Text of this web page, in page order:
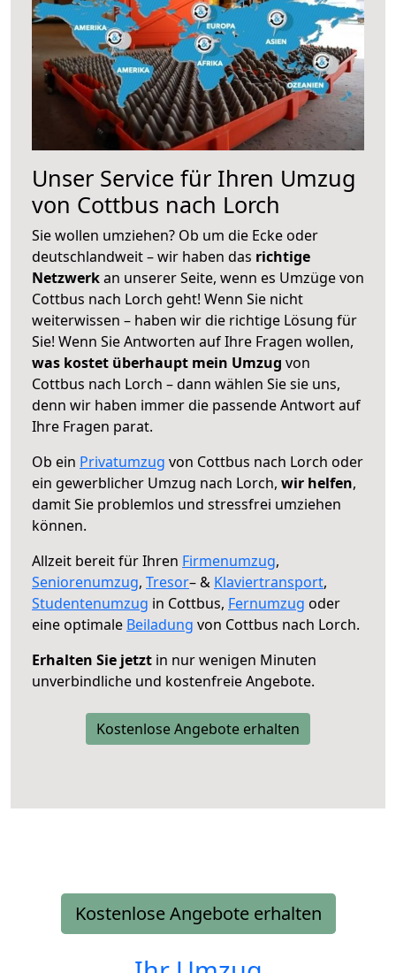
Unser Service für Ihren Umzug
von Cottbus nach Lorch
Sie wollen umziehen? Ob um die Ecke oder
deutschlandweit – wir haben das richtige
Netzwerkan unserer Seite, wenn es Umzüge von
Cottbus nach Lorch geht! Wenn Sie nicht
weiterwissen – haben wir die richtige Lösung für
Sie! Wenn Sie Antworten auf Ihre Fragen wollen,
was kostet überhaupt mein Umzug von
Cottbus nach Lorch – dann wählen Sie sie uns,
denn wir haben immer die passende Antwort auf
Ihre Fragen parat.
Ob ein Privatumzug von Cottbus nach Lorch oder
ein gewerblicher Umzug nach Lorch, wir helfen,
damit Sie problemlos und stressfrei umziehen
können.
Allzeit bereit für Ihren Firmenumzug,
Seniorenumzug, Tresor– & Klaviertransport,
Studentenumzug in Cottbus, Fernumzug oder
eine optimale Beiladung von Cottbus nach Lorch.
Erhalten Sie jetzt in nur wenigen Minuten
unverbindliche und kostenfreie Angebote.
Kostenlose Angebote erhalten
Kostenlose Angebote erhalten